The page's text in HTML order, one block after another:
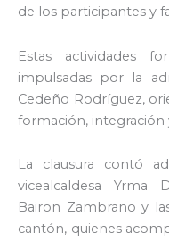
de los participantes y
Estas actividades
impulsadas por la
Cedeño Rodríguez,
formación, integración
La clausura contó
vicealcaldesaYrma
Bairon Zambrano y
cantón, quienes